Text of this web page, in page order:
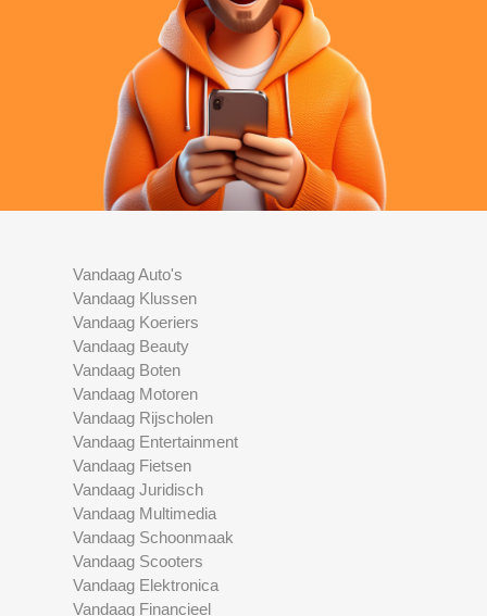
Vandaag Auto's
Vandaag Klussen
Vandaag Koeriers
Vandaag Beauty
Vandaag Boten
Vandaag Motoren
Vandaag Rijscholen
Vandaag Entertainment
Vandaag Fietsen
Vandaag Juridisch
Vandaag Multimedia
Vandaag Schoonmaak
Vandaag Scooters
Vandaag Elektronica
Vandaag Financieel